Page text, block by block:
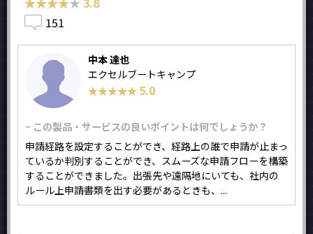
151
中本 達也
エクセルブートキャンプ
★★★★★
★★★★★ 5.0
− この製品・サービスの良いポイントは何でしょうか？
申請経路を設定することができ、経路上の誰で申請が止まっ
ているか判別することができ、スムーズな申請フローを構築
することができました。出張先や遠隔地にいても、社内の
ルール上申請書類を出す必要があるときも、...